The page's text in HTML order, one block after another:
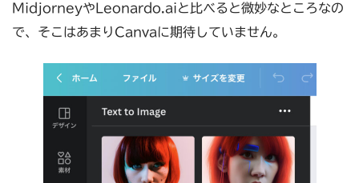
MidjorneyやLeonardo.aiと比べると微妙なところなの
で、そこはあまりCanvaに期待していません。